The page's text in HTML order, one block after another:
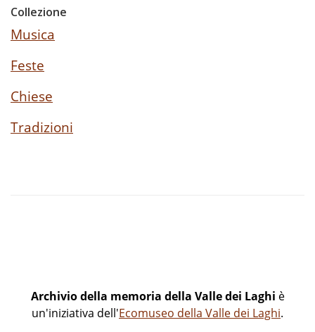
Collezione
Musica
Feste
Chiese
Tradizioni
Archivio della memoria della Valle dei Laghi è
un'iniziativa dell'Ecomuseo della Valle dei Laghi.